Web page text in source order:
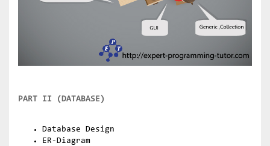
PART II (DATABASE)
Database Design
ER-Diagram